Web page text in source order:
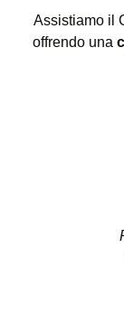
Assistiamo il
offrendo una